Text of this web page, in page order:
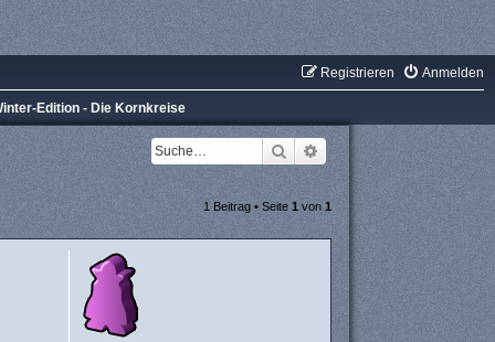
Anmelden
Registrieren
Edition - Die Kornkreise
Suche
Erweiterte Suche
1 Beitrag • Seite1 von1